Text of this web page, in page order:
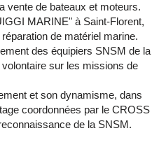
vente de bateaux et moteurs.
MARINE" à Saint-Florent,
de matériel marine.
des équipiers SNSM de la
sur les missions de
et son dynamisme, dans
coordonnées par le CROSS
de la SNSM.